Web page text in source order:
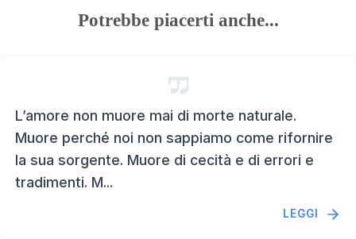
Potrebbe piacerti anche...
L’amore non muore mai di morte naturale.
Muore perché noi non sappiamo come rifornire
la sua sorgente. Muore di cecità e di errori e
tradimenti. M...
LEGGI